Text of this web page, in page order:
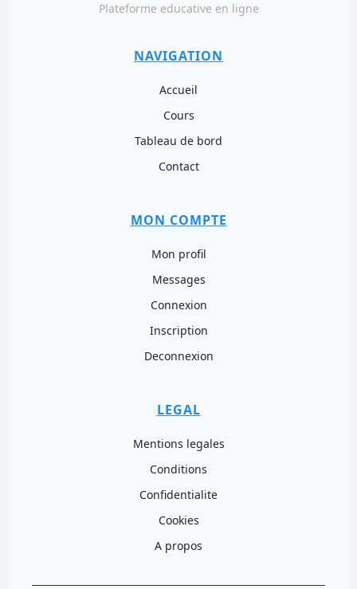
Plateforme educative en ligne
NAVIGATION
Accueil
Cours
Tableau de bord
Contact
MON COMPTE
Mon profil
Messages
Connexion
Inscription
Deconnexion
LEGAL
Mentions legales
Conditions
Confidentialite
Cookies
A propos